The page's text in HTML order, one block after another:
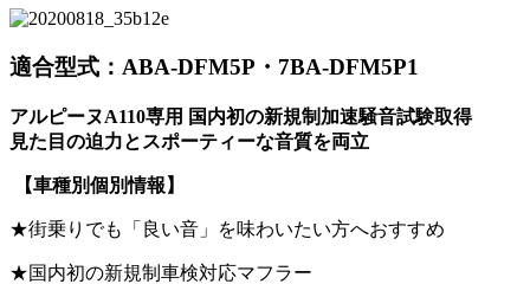
適合型式：ABA-DFM5P・7BA-DFM5P1
アルピーヌA110専用 国内初の新規制加速騒音試験取得
見た目の迫力とスポーティーな音質を両立
【車種別個別情報】
★街乗りでも「良い音」を味わいたい方へおすすめ
★国内初の新規制車検対応マフラー